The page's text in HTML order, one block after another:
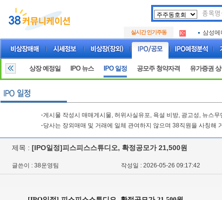
실시간 인기주동
.
아크로
삼성메
.
아크로
아하
상장 예정일 IPO 뉴스 IPO 일정 공모주 청약자격 유가증권
·게시물 작성시 매매게시물, 허위사실유포, 욕설 비방, 광고성, 뉴스
·당사는 장외매매 및 거래에 일체 관여하지 않으며 38직원을 사칭해
제목 : [IPO일정]피스피스스튜디오, 확정공모가 21,500원
글쓴이 : 38운영팀 작성일 : 2026-05-26 09:17:42